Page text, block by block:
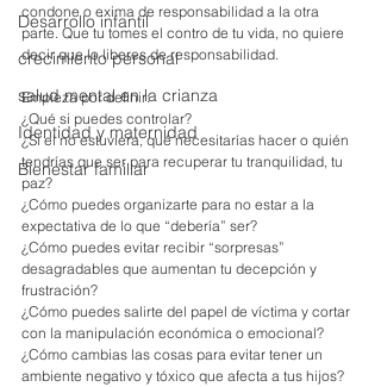
Desarrollo infantil
crecimiento personal
salud mental en la crianza
Identidad y maternidad
Bienestar familiar
condone o exima de responsabilidad a la otra
parte. Que tu tomes el contro de tu vida, no quiere
decir que lo liberes de responsabilidad.
Empieza por definir:
¿Qué si puedes controlar?
¿Si el no estuviera, qué necesitarías hacer o quién
tendrías que ser para recuperar tu tranquilidad, tu
paz?
¿Cómo puedes organizarte para no estar a la
expectativa de lo que “debería” ser?
¿Cómo puedes evitar recibir “sorpresas”
desagradables que aumentan tu decepción y
frustración?
¿Cómo puedes salirte del papel de víctima y cortar
con la manipulación económica o emocional?
¿Cómo cambias las cosas para evitar tener un
ambiente negativo y tóxico que afecta a tus hijos?